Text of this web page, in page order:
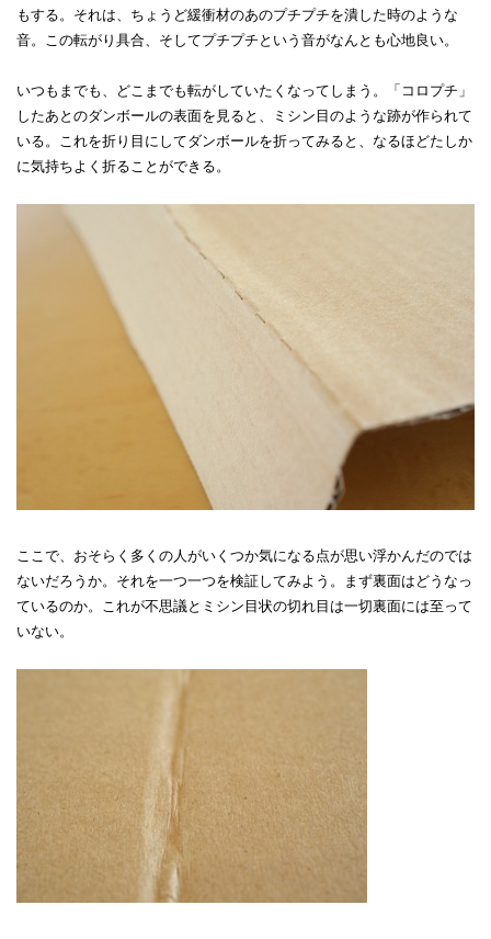
もする。それは、ちょうど緩衝材のあのプチプチを潰した時のような
音。この転がり具合、そしてプチプチという音がなんとも心地良い。
いつもまでも、どこまでも転がしていたくなってしまう。「コロプチ」
したあとのダンボールの表面を見ると、ミシン目のような跡が作られて
いる。これを折り目にしてダンボールを折ってみると、なるほどたしか
に気持ちよく折ることができる。
ここで、おそらく多くの人がいくつか気になる点が思い浮かんだのでは
ないだろうか。それを一つ一つを検証してみよう。まず裏面はどうなっ
ているのか。これが不思議とミシン目状の切れ目は一切裏面には至って
いない。